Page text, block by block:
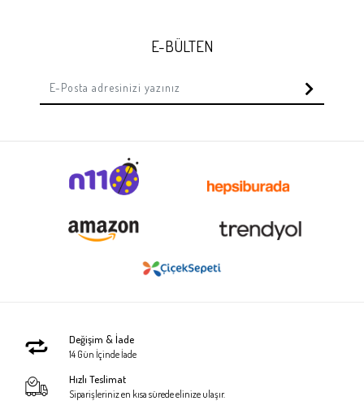
E-BÜLTEN
Değişim & İade
14 Gün İçinde İade
Hızlı Teslimat
Siparişleriniz en kısa sürede elinize ulaşır.